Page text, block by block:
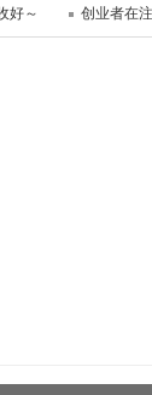
好～
创业者在